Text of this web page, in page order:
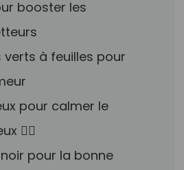
booster les
verts à feuilles pour
pour calmer le
🧘‍♀️
pour la bonne